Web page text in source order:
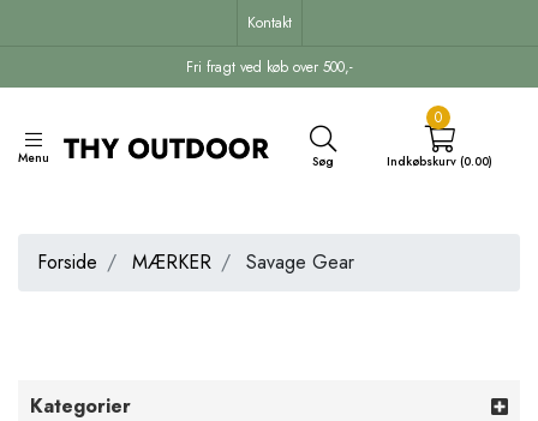
Fri fragt ved køb over 500,-
Kontakt
Menu Søg
0
Indkøbskurv (0.00)
Forside MÆRKER Savage Gear
Kategorier